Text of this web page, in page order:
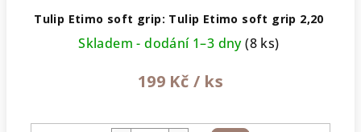
Tulip Etimo soft grip: Tulip Etimo soft grip 2,20
Skladem - dodání 1–3 dny(8 ks)
199 Kč / ks